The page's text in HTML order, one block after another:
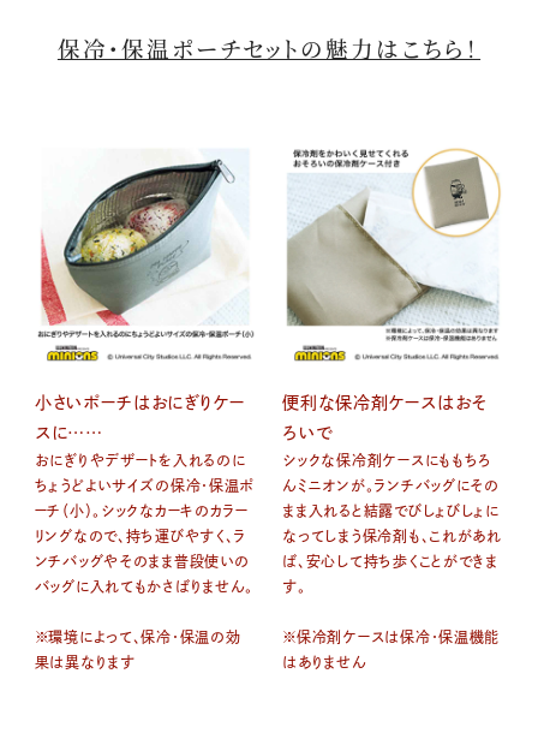
保冷・保温ポーチセットの魅力はこちら！
小さいポーチはおにぎりケー
スに……
おにぎりやデザートを入れるのに
ちょうどよいサイズの保冷・保温ポ
ーチ（小）。シックなカーキのカラー
リングなので、持ち運びやすく、ラ
ンチバッグやそのまま普段使いの
バッグに入れてもかさばりません。
※環境によって、保冷・保温の効
果は異なります
便利な保冷剤ケースはおそ
ろいで
シックな保冷剤ケースにももちろ
んミニオンが。ランチバッグにその
まま入れると結露でびしょびしょに
なってしまう保冷剤も、これがあれ
ば、安心して持ち歩くことができま
す。
※保冷剤ケースは保冷・保温機能
はありません